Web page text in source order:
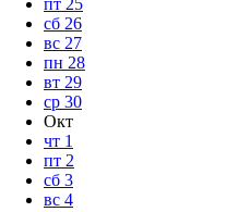
сб 26
вс 27
пн 28
вт 29
ср 30
Окт
чт 1
пт 2
сб 3
вс 4